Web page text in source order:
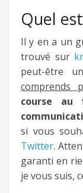
Quel
Il y en a un
trouvé sur
peut-être
comprends
course au
si vous
Twitter.
garanti en
je vous suis,